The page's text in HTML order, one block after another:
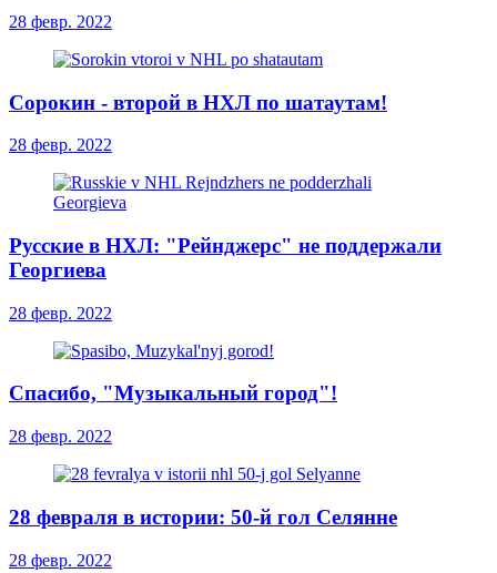
28 февр. 2022
Сорокин - второй в НХЛ по шатаутам!
28 февр. 2022
Русские в НХЛ: "Рейнджерс" не поддержали
Георгиева
28 февр. 2022
Спасибо, "Музыкальный город"!
28 февр. 2022
28 февраля в истории: 50-й гол Селянне
28 февр. 2022